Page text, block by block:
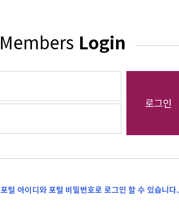
Members Login
포털 아이디와 포털 비밀번호로 로그인 할 수 있습니다.